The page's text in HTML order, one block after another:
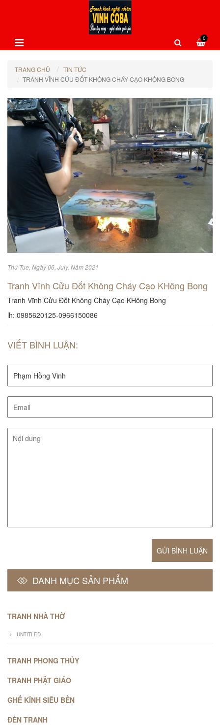
0
TRANG CHỦ
TIN TỨC
TRANH VĨNH CỬU ĐỐT KHÔNG CHÁY CẠO KHÔNG BONG
Thứ Tue, Ngày 06, July, Năm 2021
Tranh Vĩnh Cửu Đốt Không Cháy Cạo KHông Bong
Tranh Vĩnh Cửu Đốt Không Cháy Cạo KHông Bong
lh: 0985620125-0966150086
VIẾT BÌNH LUẬN:
GỬI BÌNH LUẬN
DANH MỤC SẢN PHẨM
TRANH NHÀ THỜ
UNTITLED
TRANH PHONG THỦY
TRANH PHẬT GIÁO
GHẾ KÍNH SIÊU BỀN
ĐÈN TRANH